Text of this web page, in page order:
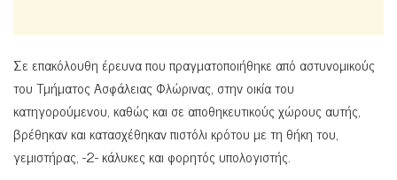
Σε επακόλουθη έρευνα που πραγματοποιήθηκε από αστυνομικούς
του Τμήματος Ασφάλειας Φλώρινας, στην οικία του
κατηγορούμενου, καθώς και σε αποθηκευτικούς χώρους αυτής,
βρέθηκαν και κατασχέθηκαν πιστόλι κρότου με τη θήκη του,
γεμιστήρας, -2- κάλυκες και φορητός υπολογιστής.